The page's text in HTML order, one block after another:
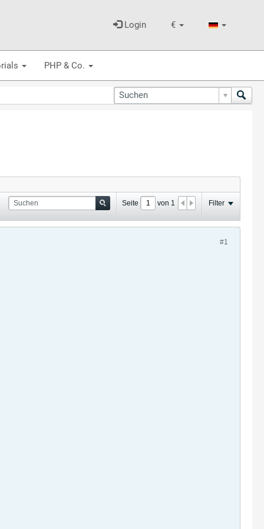
€
Login
PHP & Co.
Seite von 1 Filter
#1